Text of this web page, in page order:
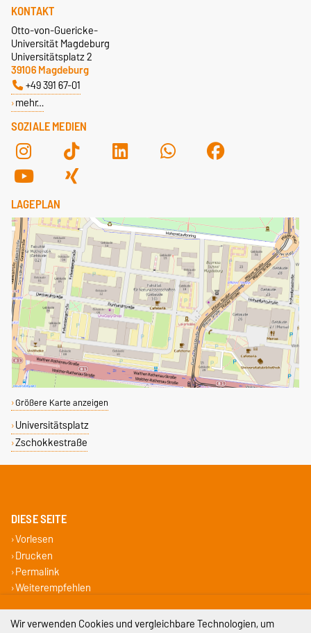
SOZIALE MEDIEN
KONTAKT
Otto-von-Guericke-
Universität Magdeburg
Universitätsplatz 2
39106 Magdeburg
+49 391 67-01
mehr…
LAGEPLAN
Größere Karte anzeigen
Universitätsplatz
Zschokkestraße
DIESE SEITE
Vorlesen
Drucken
Permalink
Weiterempfehlen
Impressum
Wir verwenden Cookies und vergleichbare Technologien, um